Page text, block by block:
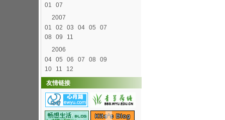
01
07
2007
01
02 03 04 05
07
08
09
11
2006
04 05 06 07 08
09
10
11
12
友情链接